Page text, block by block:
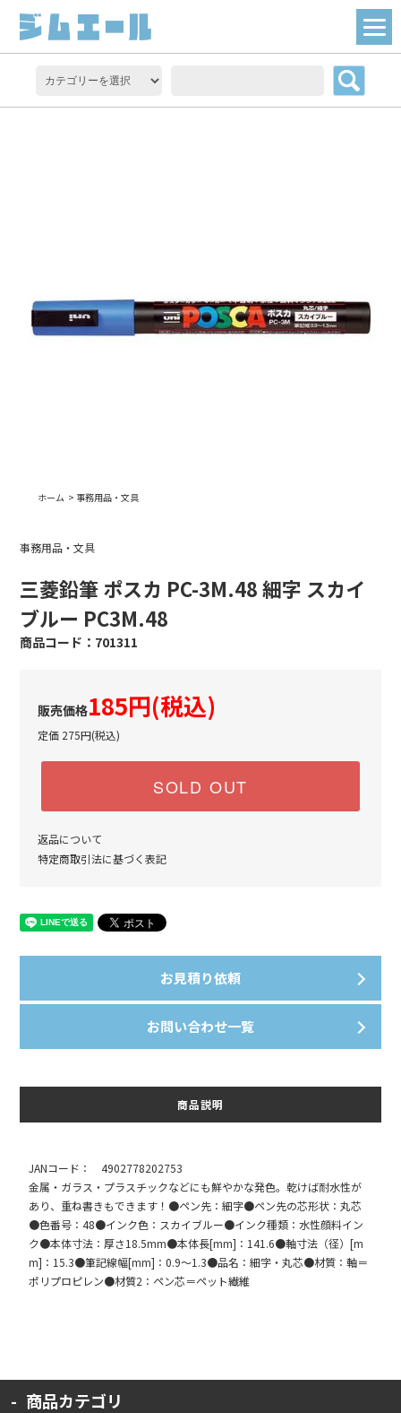
ホーム > 事務用品・文具
事務用品・文具
三菱鉛筆 ポスカ PC-3M.48 細字 スカイ
ブルー PC3M.48
701311
185円(税込)
定価 275円(税込)
SOLD OUT
返品について
特定商取引法に基づく表記
お見積り依頼
お問い合わせ一覧
商品説明
JANコード： 4902778202753
金属・ガラス・プラスチックなどにも鮮やかな発色。乾けば耐水性が
あり、重ね書きもできます！●ペン先：細字●ペン先の芯形状：丸芯
●色番号：48●インク色：スカイブルー●インク種類：水性顔料イン
ク●本体寸法：厚さ18.5mm●本体長[mm]：141.6●軸寸法（径）[m
m]：15.3●筆記線幅[mm]：0.9～1.3●品名：細字・丸芯●材質：軸＝
ポリプロピレン●材質2：ペン芯＝ペット繊維
商品カテゴリ